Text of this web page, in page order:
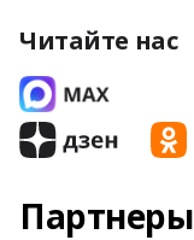
Читайте нас
Партнеры